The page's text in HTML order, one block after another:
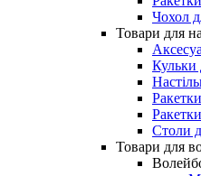
Чохол
Товари для
Кульки
Ракетки
Столи
Товари для